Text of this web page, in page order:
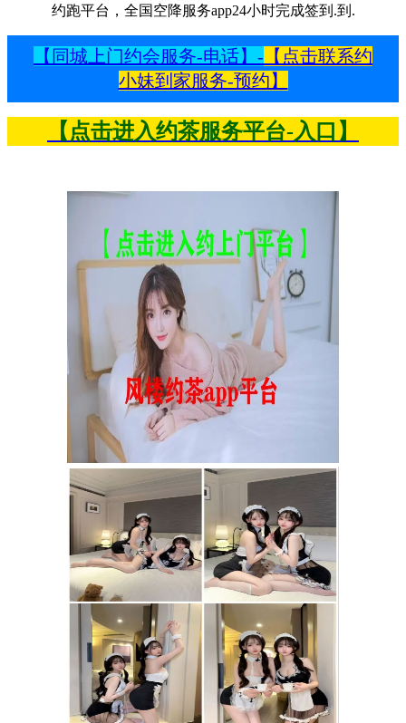
约跑平台，全国空降服务app24小时完成签到.到.
【同城上门约会服务-电话】- 【点击联系约
小妹到家服务-预约】
【点击进入约茶服务平台-入口】